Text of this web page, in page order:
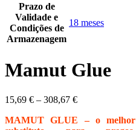
Prazo de
Validade e
Condições de
Armazenagem
18 meses
Mamut Glue
15,69 € – 308,67 €
MAMUT GLUE – o melhor